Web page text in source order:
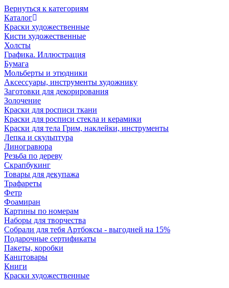
Вернуться к категориям
Каталог
Краски художественные
Кисти художественные
Холсты
Графика. Иллюстрация
Бумага
Мольберты и этюдники
Аксессуары, инструменты художнику
Заготовки для декорирования
Золочение
Краски для росписи ткани
Краски для росписи стекла и керамики
Краски для тела Грим, наклейки, инструменты
Лепка и скульптура
Линогравюра
Резьба по дереву
Скрапбукинг
Товары для декупажа
Трафареты
Фетр
Фоамиран
Картины по номерам
Наборы для творчества
Собрали для тебя Артбоксы - выгодней на 15%
Подарочные сертификаты
Пакеты, коробки
Канцтовары
Книги
Краски художественные